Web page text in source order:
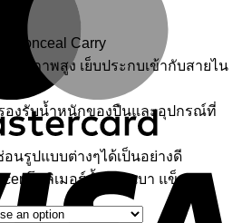
Conceal Carry
คุณภาพสูง เย็บประกบเข้ากับสายไน
องรับน้ำหนักของปืนและอุปกรณ์ที่
นรูปแบบต่างๆได้เป็นอย่างดี
โพลิเมอร์น้ำหนักเบา แข็งแรง